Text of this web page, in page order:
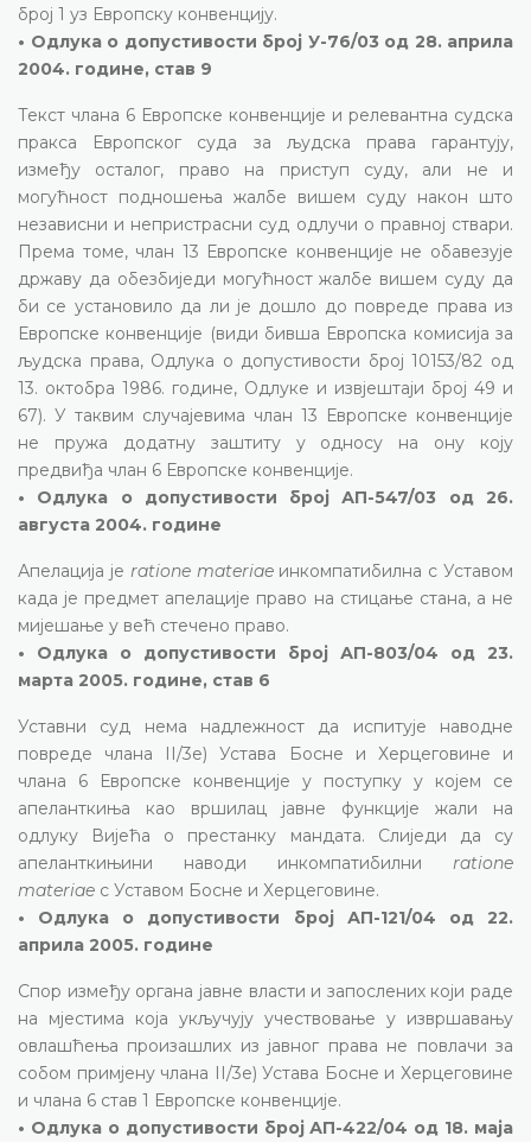
број 1 уз Европску конвенцију.
• Одлука о допустивости број У-76/03 од 28. априла
2004. године, став 9
Текст члана 6 Европске конвенције и релевантна судска
пракса Европског суда за људска права гарантују,
између осталог, право на приступ суду, али не и
могућност подношења жалбе вишем суду након што
независни и непристрасни суд одлучи о правној ствари.
Према томе, члан 13 Европске конвенције не обавезује
државу да обезбиједи могућност жалбе вишем суду да
би се установило да ли је дошло до повреде права из
Европске конвенције (види бивша Европска комисија за
људска права, Одлука о допустивости број 10153/82 од
13. октобра 1986. године, Одлуке и извјештаји број 49 и
67). У таквим случајевима члан 13 Европске конвенције
не пружа додатну заштиту у односу на ону коју
предвиђа члан 6 Европске конвенције.
• Одлука о допустивости број АП-547/03 од 26.
августа 2004. године
Апелација је ratione materiae инкомпатибилна с Уставом
када је предмет апелације право на стицање стана, а не
мијешање у већ стечено право.
• Одлука о допустивости број АП-803/04 од 23.
марта 2005. године, став 6
Уставни суд нема надлежност да испитује наводне
повреде члана II/3е) Устава Босне и Херцеговине и
члана 6 Европске конвенције у поступку у којем се
апеланткиња као вршилац јавне функције жали на
одлуку Вијећа о престанку мандата. Слиједи да су
апеланткињини наводи инкомпатибилни ratione
materiae с Уставом Босне и Херцеговине.
• Одлука о допустивости број АП-121/04 од 22.
априла 2005. године
Спор између органа јавне власти и запослених који раде
на мјестима која укључују учествовање у извршавању
овлашћења произашлих из јавног права не повлачи за
собом примјену члана II/3е) Устава Босне и Херцеговине
и члана 6 став 1 Европске конвенције.
• Одлука о допустивости број АП-422/04 од 18. маја